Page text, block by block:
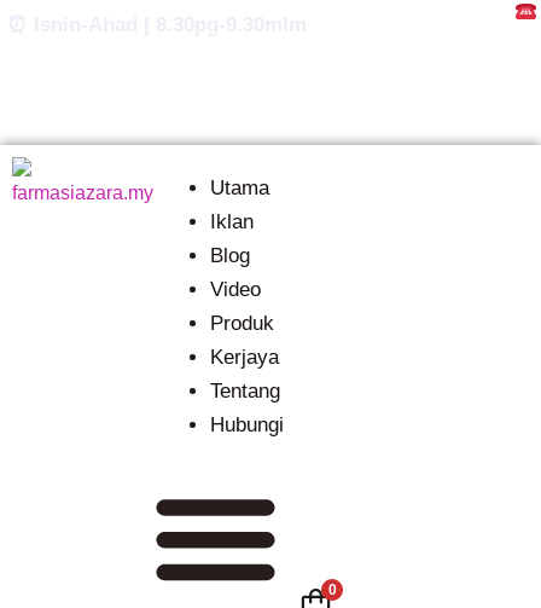
Utama
Iklan
Blog
Video
Produk
Kerjaya
Tentang
Hubungi
0